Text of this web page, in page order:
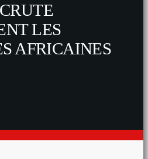
LES
AFRICAINES